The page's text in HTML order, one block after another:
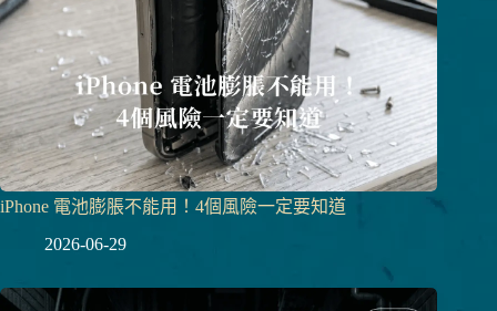
iPhone 電池膨脹不能用！4個風險一定要知道
2026-06-29